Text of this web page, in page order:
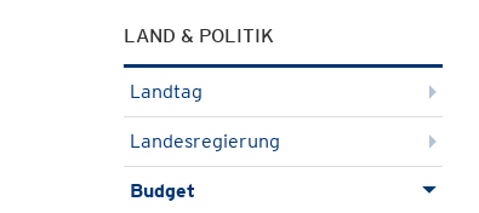
LAND & POLITIK
Landtag
Landesregierung
Budget